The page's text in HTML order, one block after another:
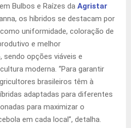
Bulbos e Raízes da Agristar
os híbridos se destacam por
uniformidade, coloração de
e melhor
opções viáveis e
moderna. “Para garantir
brasileiros têm à
adaptadas para diferentes
para maximizar o
em cada local”, detalha.